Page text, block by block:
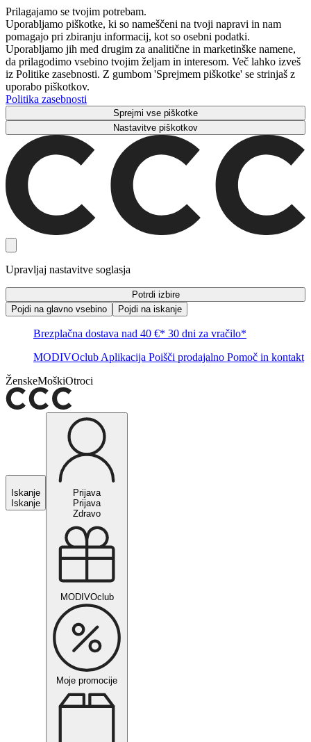
Prilagajamo se tvojim potrebam.
Uporabljamo piškotke, ki so nameščeni na tvoji napravi in ​​nam
pomagajo pri zbiranju informacij, kot so osebni podatki.
Uporabljamo jih med drugim za analitične in marketinške namene,
da prilagodimo vsebino tvojim željam in interesom. Več lahko izveš
iz Politike zasebnosti. Z gumbom 'Sprejmem piškotke' se strinjaš z
uporabo piškotkov.
Politika zasebnosti
Sprejmi vse piškotke
Nastavitve piškotkov
Upravljaj nastavitve soglasja
Potrdi izbire
Pojdi na glavno vsebino
Pojdi na iskanje
Brezplačna dostava nad 40 €* 30 dni za vračilo*
MODIVOclub Aplikacija Poišči prodajalno Pomoč in kontakt
ŽenskeMoškiOtroci
Iskanje
Iskanje
Prijava
Prijava
Zdravo
MODIVOclub
Moje promocije